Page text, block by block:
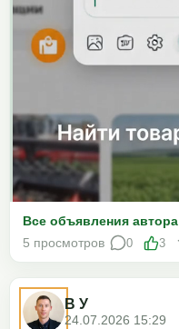
Все объявления автора
5 просмотров
0 3
В У
24.07.2026 15:29